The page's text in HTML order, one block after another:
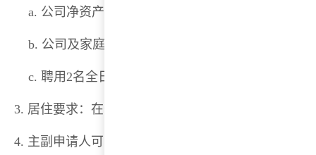
a. 公司净资产不低于20万澳币
b. 公司及家庭净资产不低于60万澳币
c. 聘用2名全日制员工（澳洲永久居民、澳洲公民
3. 居住要求：在递交888申请前的两年，至少在澳洲
4. 主副申请人可以互换，副申请人是188主申请人的